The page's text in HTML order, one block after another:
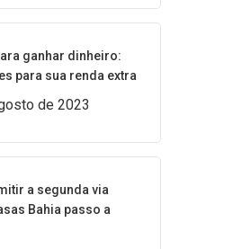
ganhar dinheiro:
para sua renda extra
de 2023
a segunda via
Bahia passo a